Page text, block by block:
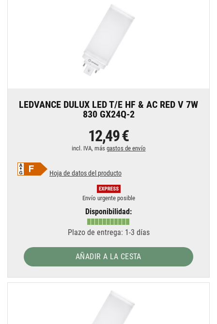
LEDVANCE DULUX LED T/E HF & AC RED V 7W
830 GX24Q-2
12,49 €
incl. IVA, más gastos de envío
Hoja de datos del producto
Envío urgente posible
Disponibilidad:
Plazo de entrega: 1-3 días
AÑADIR A LA CESTA